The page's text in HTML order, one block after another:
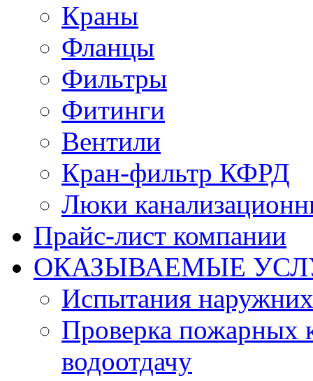
Краны
Фланцы
Фильтры
Фитинги
Вентили
Кран-фильтр КФРД
Люки
Прайс-лист компании
ОКАЗЫВАЕМЫЕ
Испытания
Проверка пожарных
водоотдачу